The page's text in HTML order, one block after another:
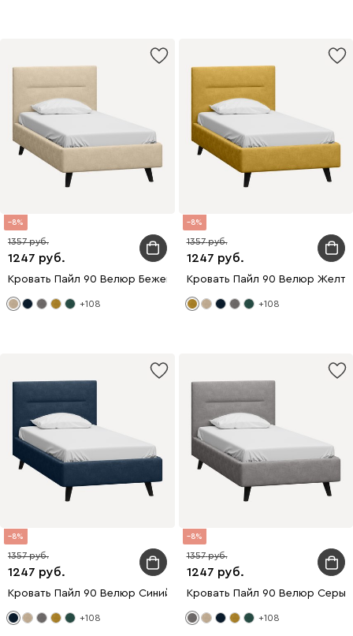
8
1247
1357
Кровать Пайл 90 Велюр Бежевый
+108
8
1247
1357
Кровать Пайл 90 Велюр
+108
8
1247
1357
Кровать Пайл 90 Велюр Синий
+108
8
1247
1357
Кровать Пайл 90 Велюр Серый
+108